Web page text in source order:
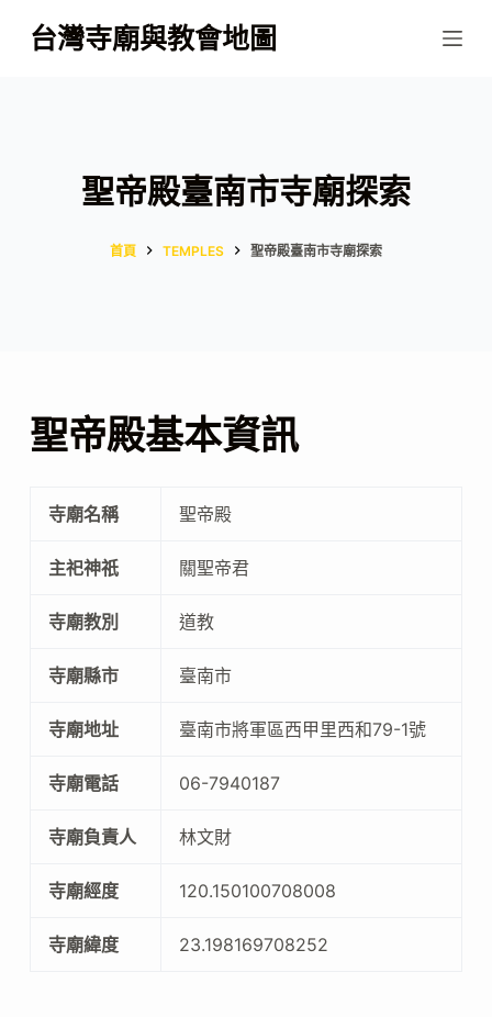
跳
至
台灣寺廟與教會地圖
聖帝殿臺南市寺廟探索
首頁 TEMPLES 聖帝殿臺南市寺廟探索
聖帝殿基本資訊
寺廟名稱 聖帝殿
主祀神祇 關聖帝君
寺廟教別 道教
寺廟縣市 臺南市
寺廟地址 臺南市將軍區西甲里西和79-1號
寺廟電話 06-7940187
寺廟負責人 林文財
寺廟經度 120.150100708008
寺廟緯度 23.198169708252